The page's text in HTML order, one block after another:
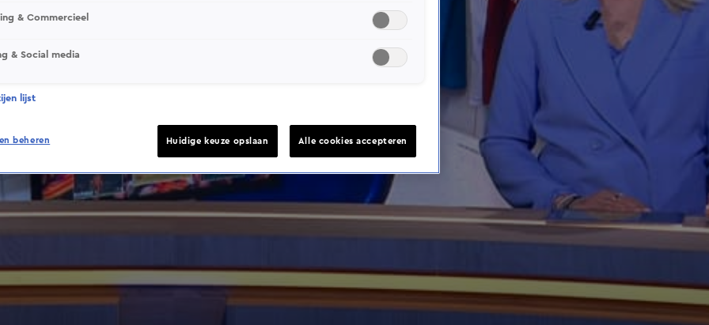
& Commercieel
& Social media
lijst
beheren Huidige keuze opslaan Alle cookies accepteren